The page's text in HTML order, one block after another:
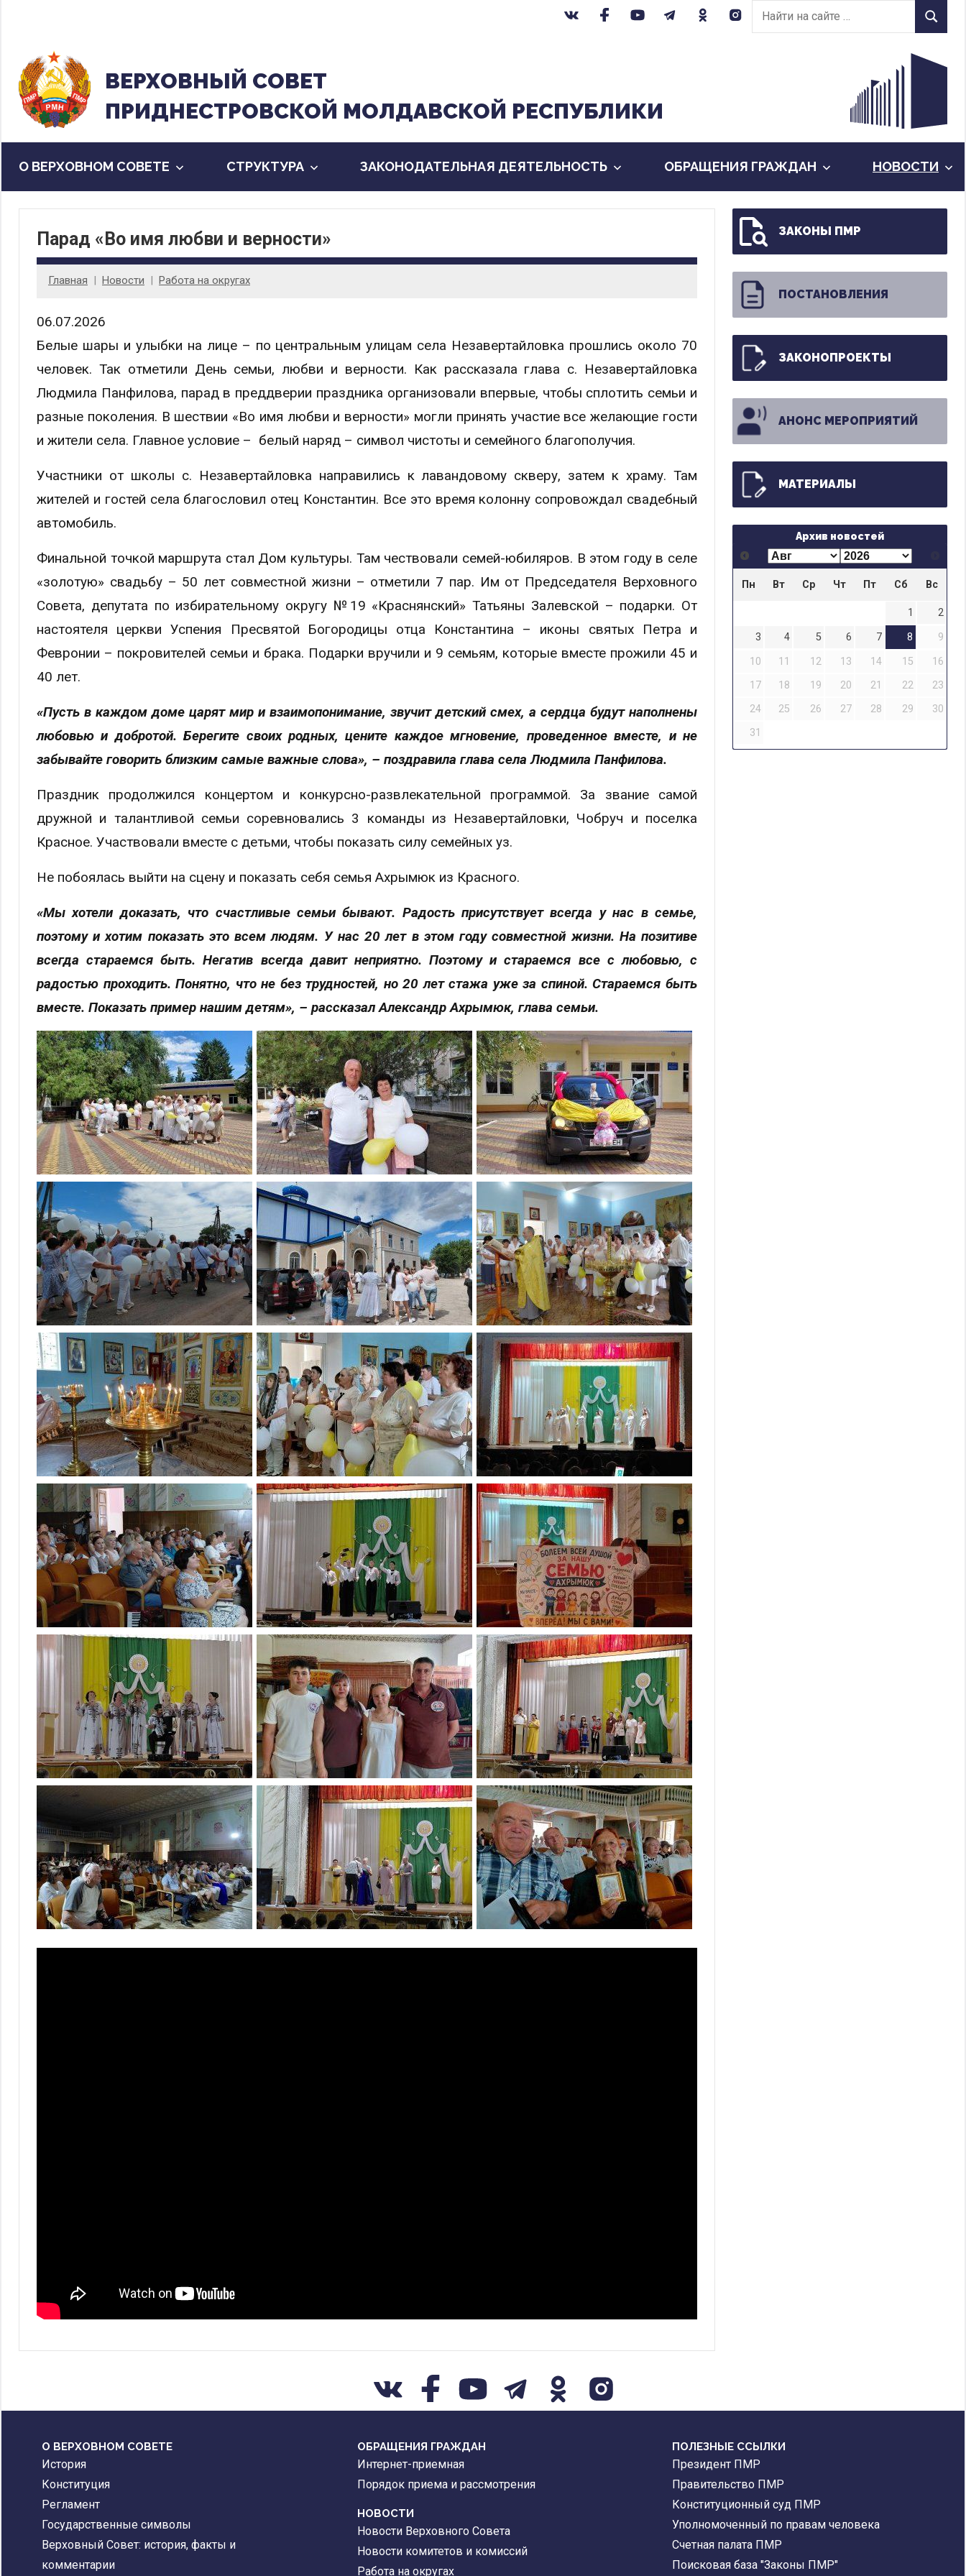
содержанию
Найти
на
Найти
ВЕРХОВНЫЙ CОВЕТ
ПРИДНЕСТРОВСКОЙ МОЛДАВСКОЙ РЕСПУБЛИКИ
О ВЕРХОВНОМ СОВЕТЕ CТРУКТУРА ЗАКОНОДАТЕЛЬНАЯ ДЕЯТЕЛЬНОСТЬ ОБРАЩЕНИЯ ГРАЖДАН НОВОСТИ
Парад «Во имя любви и верности»
Главная Новости Работа на округах
06.07.2026
Белые шары и улыбки на лице – по центральным улицам села Незавертайловка прошлись около 70
человек. Так отметили День семьи, любви и верности. Как рассказала глава с. Незавертайловка
Людмила Панфилова, парад в преддверии праздника организовали впервые, чтобы сплотить семьи и
разные поколения. В шествии «Во имя любви и верности» могли принять участие все желающие гости
и жители села. Главное условие – белый наряд – символ чистоты и семейного благополучия.
Участники от школы с. Незавертайловка направились к лавандовому скверу, затем к храму. Там
жителей и гостей села благословил отец Константин. Все это время колонну сопровождал свадебный
автомобиль.
Финальной точкой маршрута стал Дом культуры. Там чествовали семей-юбиляров. В этом году в селе
«золотую» свадьбу – 50 лет совместной жизни – отметили 7 пар. Им от Председателя Верховного
Совета, депутата по избирательному округу №19 «Краснянский» Татьяны Залевской – подарки. От
настоятеля церкви Успения Пресвятой Богородицы отца Константина – иконы святых Петра и
Февронии – покровителей семьи и брака. Подарки вручили и 9 семьям, которые вместе прожили 45 и
40 лет.
«Пусть в каждом доме царят мир и взаимопонимание, звучит детский смех, а сердца будут наполнены
любовью и добротой. Берегите своих родных, цените каждое мгновение, проведенное вместе, и не
забывайте говорить близким самые важные слова», – поздравила глава села Людмила Панфилова.
Праздник продолжился концертом и конкурсно-развлекательной программой. За звание самой
дружной и талантливой семьи соревновались 3 команды из Незавертайловки, Чобруч и поселка
Красное. Участвовали вместе с детьми, чтобы показать силу семейных уз.
Не побоялась выйти на сцену и показать себя семья Ахрымюк из Красного.
«Мы хотели доказать, что счастливые семьи бывают. Радость присутствует всегда у нас в семье,
поэтому и хотим показать это всем людям. У нас 20 лет в этом году совместной жизни. На позитиве
всегда стараемся быть. Негатив всегда давит неприятно. Поэтому и стараемся все с любовью, с
радостью проходить. Понятно, что не без трудностей, но 20 лет стажа уже за спиной. Стараемся быть
вместе. Показать пример нашим детям», – рассказал Александр Ахрымюк, глава семьи.
ЗАКОНЫ ПМР
ПОСТАНОВЛЕНИЯ
ЗАКОНОПРОЕКТЫ
АНОНС МЕРОПРИЯТИЙ
МАТЕРИАЛЫ
Архив новостей
Пн Вт Ср Чт Пт Сб Вс
1
2
3
4 5 6 7 8
9
10
11 12 13 14 15
16
17
18 19 20 21 22
23
24
25 26 27 28 29
30
31
О ВЕРХОВНОМ СОВЕТЕ
История
Конституция
Регламент
Государственные символы
Верховный Совет: история, факты и
комментарии
ОБРАЩЕНИЯ ГРАЖДАН
Интернет-приемная
Порядок приема и рассмотрения
НОВОСТИ
Новости Верховного Совета
Новости комитетов и комиссий
Работа на округах
ПОЛЕЗНЫЕ ССЫЛКИ
Президент ПМР
Правительство ПМР
Конституционный суд ПМР
Уполномоченный по правам человека
Счетная палата ПМР
Поисковая база "Законы ПМР"